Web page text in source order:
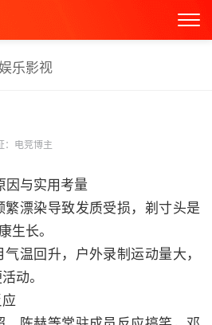
乐影视
：电竞博主
因与实用考量
漂染导致发质受损，剃寸头是
生长。
温回升，户外录制运动量大，
动。